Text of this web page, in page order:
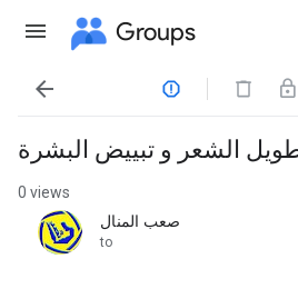
Groups
 
الشعر و تبييض البشرة
0 views
صعب المنال
unread,
to